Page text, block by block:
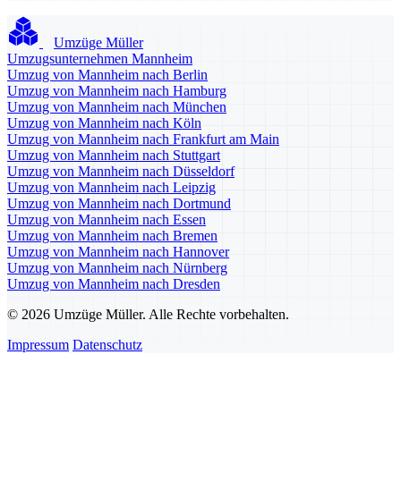
Umzüge Müller
Umzugsunternehmen Mannheim
Umzug von Mannheim nach Berlin
Umzug von Mannheim nach Hamburg
Umzug von Mannheim nach München
Umzug von Mannheim nach Köln
Umzug von Mannheim nach Frankfurt am Main
Umzug von Mannheim nach Stuttgart
Umzug von Mannheim nach Düsseldorf
Umzug von Mannheim nach Leipzig
Umzug von Mannheim nach Dortmund
Umzug von Mannheim nach Essen
Umzug von Mannheim nach Bremen
Umzug von Mannheim nach Hannover
Umzug von Mannheim nach Nürnberg
Umzug von Mannheim nach Dresden
© 2026 Umzüge Müller. Alle Rechte vorbehalten.
Impressum Datenschutz